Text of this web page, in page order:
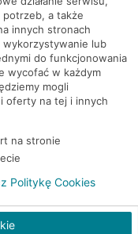
prawa zastrzeżone
a także
innych stronach
lub
do funkcjonowania
wycofać w każdym
mogli
oferty na tej i innych
na stronie
Politykę Cookies